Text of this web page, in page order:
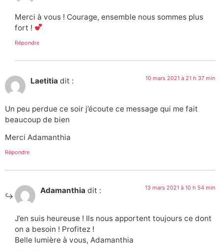
Merci à vous ! Courage, ensemble nous sommes plus
fort !
Répondre
Laetitia dit : 10 mars 2021 à 21 h 37 min
Un peu perdue ce soir j’écoute ce message qui me fait
beaucoup de bien
Merci Adamanthia
Répondre
Adamanthia dit : 13 mars 2021 à 10 h 54 min
J’en suis heureuse ! Ils nous apportent toujours ce dont
on a besoin ! Profitez !
Belle lumière à vous, Adamanthia